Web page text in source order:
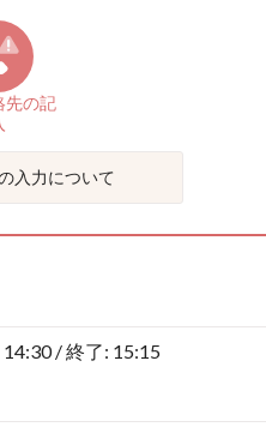
先の記
入力について
/ 終了: 15:15